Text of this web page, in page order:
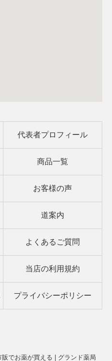
代表者プロフィール
商品一覧
お客様の声
道案内
よくあるご質問
当店の利用規約
プライバシーポリシー
でお薬が買える | グランド薬局